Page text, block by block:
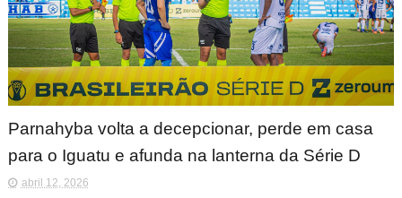
Parnahyba volta a decepcionar, perde em casa
para o Iguatu e afunda na lanterna da Série D
abril 12, 2026